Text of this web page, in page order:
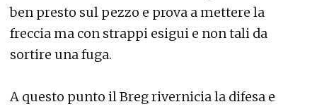
ben presto sul pezzo e prova a mettere la
freccia ma con strappi esigui e non tali da
sortire una fuga.
A questo punto il Breg rivernicia la difesa e